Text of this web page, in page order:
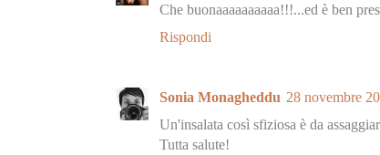
Che buonaaaaaaaaaa!!!...ed è ben
Rispondi
Sonia Monagheddu 28 novembre
Un'insalata così sfiziosa è da
Tutta salute!